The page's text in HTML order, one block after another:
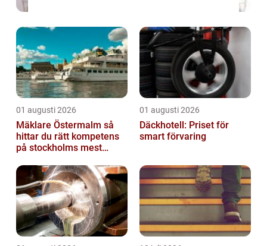
01 augusti 2026
Mäklare Östermalm så
hittar du rätt kompetens
på stockholms mest
01 augusti 2026
Däckhotell: Priset för
smart förvaring